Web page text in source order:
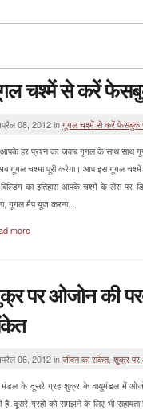
चश्में से करें
08, 2012 inगूगल चश्में से करें फेसबुक
हर प्रश्‍न का जवाब गूगल के साथ साथ
गूगल चश्मा पूरी करेगा। आप इस गूगल चश्में
का इतिहास आपके चश्में के लेंस पर
गूगल मैप यूज करना...
more
पर ओजोन की
06, 2012 inजीवन का संकेत, शुक्र पर
मंडल के दूसरे ग्रह शुक्र के वायुमंडल में ओजोन
है. दूसरे ग्रहों को समझने के लिए भी सहायता